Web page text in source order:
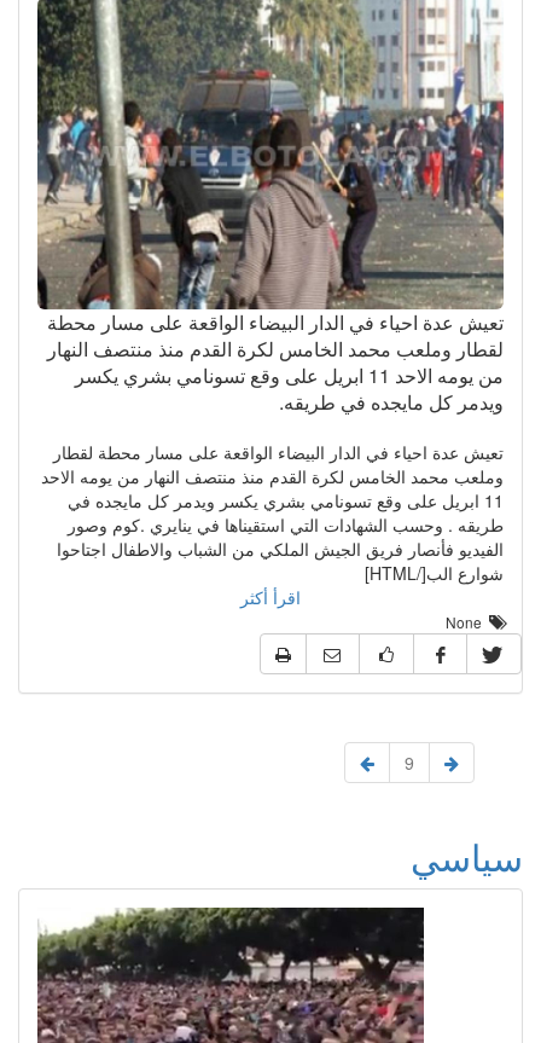
تعيش عدة احياء في الدار البيضاء الواقعة على مسار محطة
لقطار وملعب محمد الخامس لكرة القدم منذ منتصف النهار
من يومه الاحد 11 ابريل على وقع تسونامي بشري يكسر
ويدمر كل مايجده في طريقه.
تعيش عدة احياء في الدار البيضاء الواقعة على مسار محطة لقطار
وملعب محمد الخامس لكرة القدم منذ منتصف النهار من يومه الاحد
11 ابريل على وقع تسونامي بشري يكسر ويدمر كل مايجده في
طريقه . وحسب الشهادات التي استقيناها في ينايري .كوم وصور
الفيديو فأنصار فريق الجيش الملكي من الشباب والاطفال اجتاحوا
شوارع الب[/HTML]
اقرأ أكثر
None
سياسي